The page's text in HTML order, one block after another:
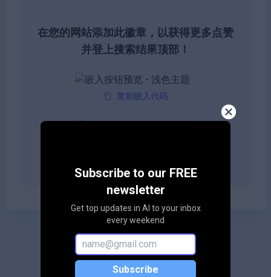
Subscribe to our FREE
newsletter
Get top updates in AI to your inbox
every weekend
Subscribe
在您的网站添加此徽章，以获得更多点赞
并登上搜索结果顶部！
复制嵌入代码